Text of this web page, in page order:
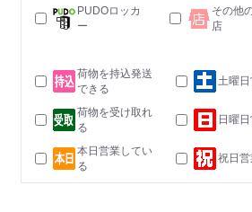
PUDOロッカ
ー
その他
店
荷物を持込発送
できる
土曜
荷物を受け取れ
る
日曜
本日営業してい
る
祝日